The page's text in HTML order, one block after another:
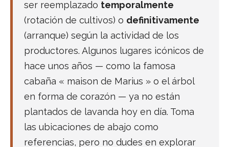
ser reemplazado temporalmente
(rotación de cultivos) o definitivamente
(arranque) según la actividad de los
productores. Algunos lugares icónicos de
hace unos años — como la famosa
cabaña « maison de Marius » o el árbol
en forma de corazón — ya no están
plantados de lavanda hoy en día. Toma
las ubicaciones de abajo como
referencias, pero no dudes en explorar